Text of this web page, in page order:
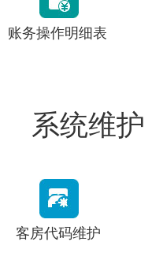
账务操作明细表
系统维护
客房代码维护